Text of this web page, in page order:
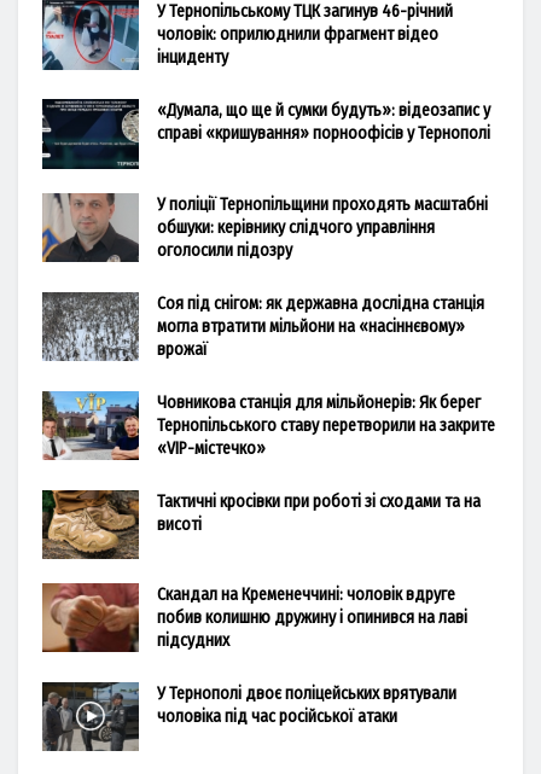
У Тернопільському ТЦК загинув 46-річний
чоловік: оприлюднили фрагмент відео
інциденту
«Думала, що ще й сумки будуть»: відеозапис у
справі «кришування» порноофісів у Тернополі
У поліції Тернопільщини проходять масштабні
обшуки: керівнику слідчого управління
оголосили підозру
Соя під снігом: як державна дослідна станція
могла втратити мільйони на «насіннєвому»
врожаї
Човникова станція для мільйонерів: Як берег
Тернопільського ставу перетворили на закрите
«VIP-містечко»
Тактичні кросівки при роботі зі сходами та на
висоті
Скандал на Кременеччині: чоловік вдруге
побив колишню дружину і опинився на лаві
підсудних
У Тернополі двоє поліцейських врятували
чоловіка під час російської атаки